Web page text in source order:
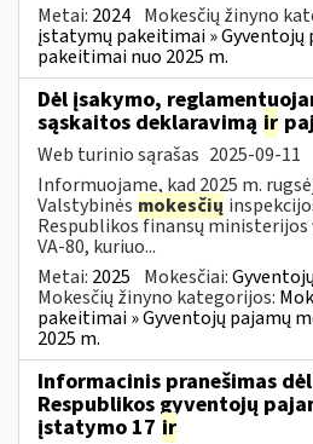
Metai: 2024 Mokesčių žinyno
įstatymų pakeitimai » Gyventojų
pakeitimai nuo 2025 m.
Dėl įsakymo,
sąskaitos deklaravimą ir
Web turinio sąrašas 2025-09-11
Informuojame, kad 2025 m.
Valstybinės mokesčių
Respublikos finansų ministerijos
VA-80, kuriuo...
Metai: 2025 Mokesčiai:
Mokesčių žinyno kategorijos:
pakeitimai » Gyventojų pajamų
2025 m.
Informacinis pranešimas
Respublikos gyventojų
įstatymo 17 ir